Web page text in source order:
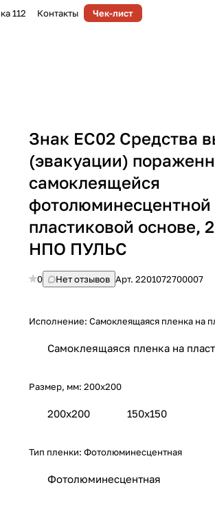
112 Контакты Чек-лист
Знак EC02 Средства
(эвакуации)
самоклеящейся
фотолюминесцентной
пластиковой основе,
НПО ПУЛЬС
0 Нет отзывов Арт.2201072700007
Исполнение:Самоклеящаяся пленка на
Самоклеящаяся пленка на
Размер, мм:200х200
200х200 150х150
Тип пленки:Фотолюминесцентная
Фотолюминесцентная